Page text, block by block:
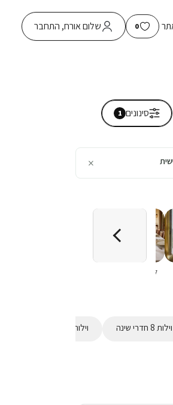
0 שלום אורח, התחבר
סינונים 1
×
לשבתות חתן
וילות 8 חדרי שינה וילות 9 חדרי שינה